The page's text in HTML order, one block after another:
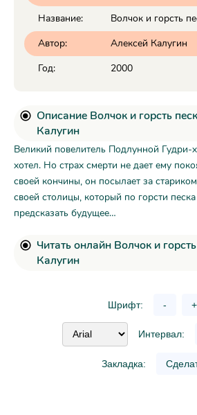
Название:
Волчок и горсть
Автор:
Алексей Калугин
Год:
2000
Описание Волчок и горсть
Калугин
Великий повелитель Подлунной Гудри-
хотел. Но страх смерти не дает ему
своей кончины, он посылает за
своей столицы, который по горсти
предсказать будущее…
Читать онлайн Волчок и
Калугин
Шрифт: - +
Интервал:
Закладка: